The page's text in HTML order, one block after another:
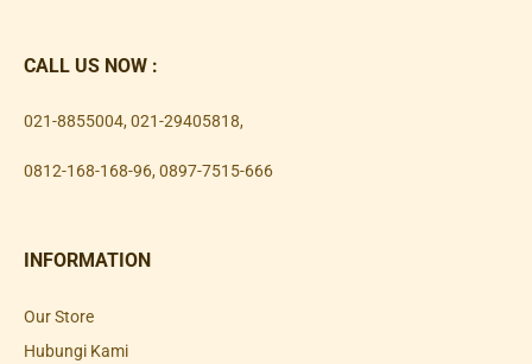
CALL US NOW :
021-8855004, 021-29405818,
0812-168-168-96, 0897-7515-666
INFORMATION
Our Store
Hubungi Kami